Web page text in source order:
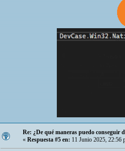
Re: ¿De qué maneras puedo conseguir
« Respuesta #5 en: 11 Junio 2025, 22:56